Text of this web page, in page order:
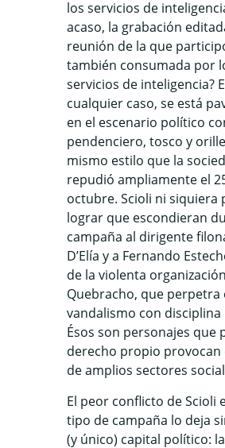
los servicios de
acaso, la grabación
reunión de la que
también consumada por
servicios de inteligencia?
cualquier caso, se está
en el escenario político
pendenciero, tosco y
mismo estilo que la
repudió ampliamente el
octubre. Scioli ni siquiera
lograr que escondieran
campaña al dirigente
D’Elía y a Fernando
de la violenta organización
Quebracho, que perpetra
vandalismo con
Ésos son personajes que
derecho propio
de amplios sectores
El peor conflicto de Scioli
tipo de campaña lo deja
(y único) capital político: